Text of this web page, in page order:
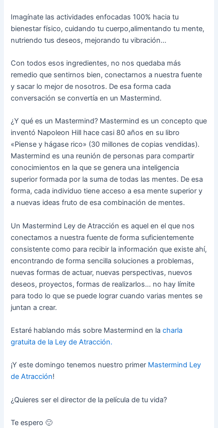
Imagínate las actividades enfocadas 100% hacia tu
bienestar físico, cuidando tu cuerpo,alimentando tu mente,
nutriendo tus deseos, mejorando tu vibración…
Con todos esos ingredientes, no nos quedaba más
remedio que sentirnos bien, conectarnos a nuestra fuente
y sacar lo mejor de nosotros. De esa forma cada
conversación se convertía en un Mastermind.
¿Y qué es un Mastermind? Mastermind es un concepto que
inventó Napoleon Hill hace casi 80 años en su libro
«Piense y hágase rico» (30 millones de copias vendidas).
Mastermind es una reunión de personas para compartir
conocimientos en la que se genera una inteligencia
superior formada por la suma de todas las mentes. De esa
forma, cada individuo tiene acceso a esa mente superior y
a nuevas ideas fruto de esa combinación de mentes.
Un Mastermind Ley de Atracción es aquel en el que nos
conectamos a nuestra fuente de forma suficientemente
consistente como para recibir la información que existe ahí,
encontrando de forma sencilla soluciones a problemas,
nuevas formas de actuar, nuevas perspectivas, nuevos
deseos, proyectos, formas de realizarlos… no hay límite
para todo lo que se puede lograr cuando varias mentes se
juntan a crear.
Estaré hablando más sobre Mastermind en lacharla
gratuita de la Ley de Atracción.
¡Y este domingo tenemos nuestro primer Mastermind Ley
de Atracción!
¿Quieres ser el director de la película de tu vida?
Te espero 🙂